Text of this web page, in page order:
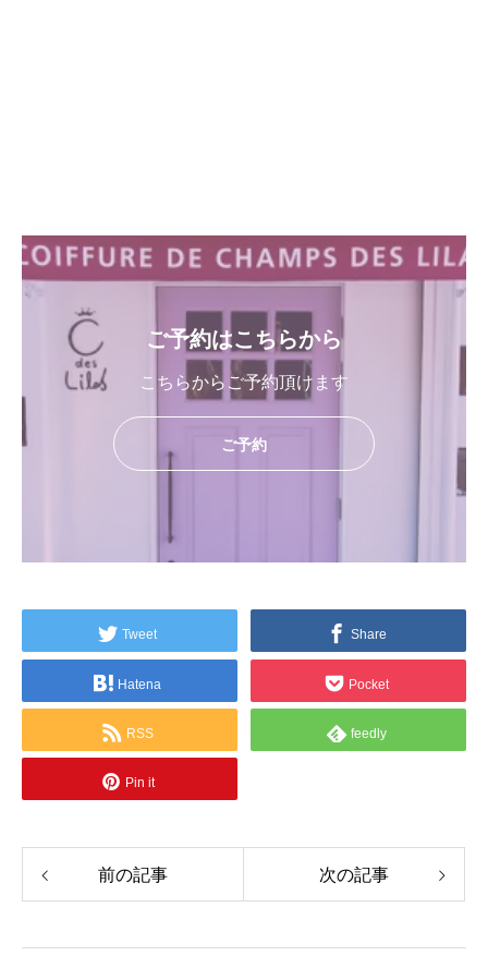
ご予約はこちらから
こちらからご予約頂けます
ご予約
Tweet Share
Hatena Pocket
RSS feedly
Pin it
前の記事 次の記事